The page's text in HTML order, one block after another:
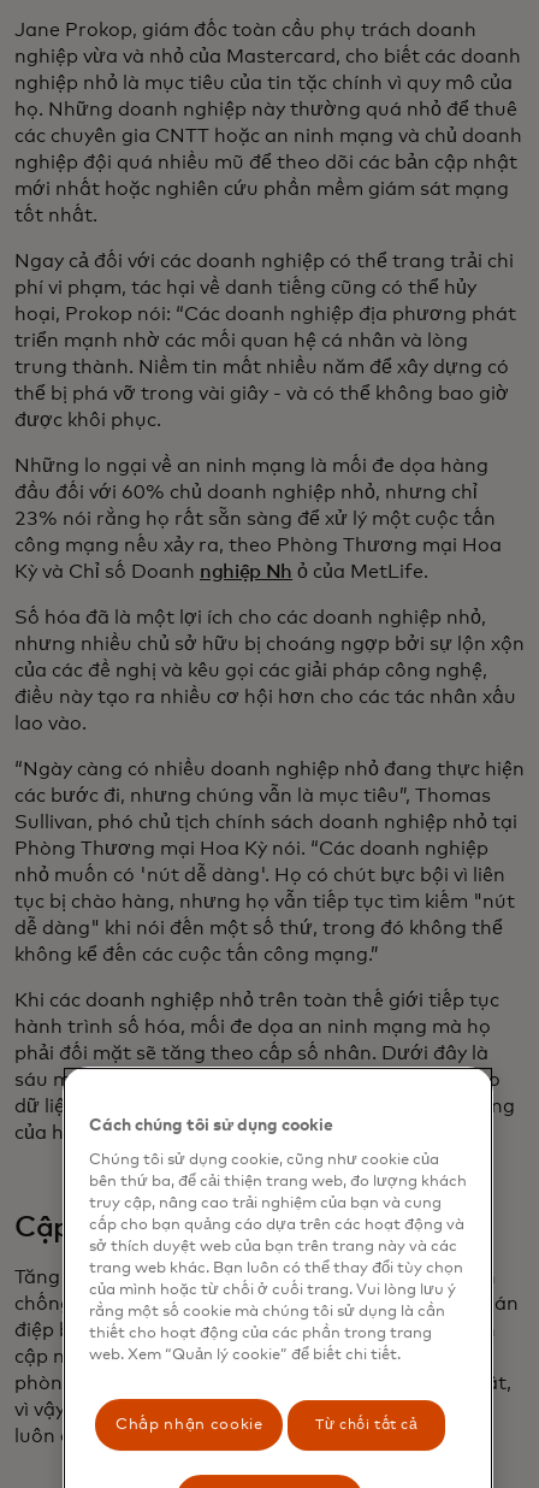
Jane Prokop, giám đốc toàn cầu phụ trách doanh
nghiệp vừa và nhỏ của Mastercard, cho biết các doanh
nghiệp nhỏ là mục tiêu của tin tặc chính vì quy mô của
họ. Những doanh nghiệp này thường quá nhỏ để thuê
các chuyên gia CNTT hoặc an ninh mạng và chủ doanh
nghiệp đội quá nhiều mũ để theo dõi các bản cập nhật
mới nhất hoặc nghiên cứu phần mềm giám sát mạng
tốt nhất.
Ngay cả đối với các doanh nghiệp có thể trang trải chi
phí vi phạm, tác hại về danh tiếng cũng có thể hủy
hoại, Prokop nói: “Các doanh nghiệp địa phương phát
triển mạnh nhờ các mối quan hệ cá nhân và lòng
trung thành. Niềm tin mất nhiều năm để xây dựng có
thể bị phá vỡ trong vài giây - và có thể không bao giờ
được khôi phục.
Những lo ngại về an ninh mạng là mối đe dọa hàng
đầu đối với 60% chủ doanh nghiệp nhỏ, nhưng chỉ
23% nói rằng họ rất sẵn sàng để xử lý một cuộc tấn
công mạng nếu xảy ra, theo Phòng Thương mại Hoa
Kỳ và Chỉ số Doanh nghiệp Nh ỏ của MetLife.
Số hóa đã là một lợi ích cho các doanh nghiệp nhỏ,
nhưng nhiều chủ sở hữu bị choáng ngợp bởi sự lộn xộn
của các đề nghị và kêu gọi các giải pháp công nghệ,
điều này tạo ra nhiều cơ hội hơn cho các tác nhân xấu
lao vào.
“Ngày càng có nhiều doanh nghiệp nhỏ đang thực hiện
các bước đi, nhưng chúng vẫn là mục tiêu”, Thomas
Sullivan, phó chủ tịch chính sách doanh nghiệp nhỏ tại
Phòng Thương mại Hoa Kỳ nói. “Các doanh nghiệp
nhỏ muốn có 'nút dễ dàng'. Họ có chút bực bội vì liên
tục bị chào hàng, nhưng họ vẫn tiếp tục tìm kiếm "nút
dễ dàng" khi nói đến một số thứ, trong đó không thể
không kể đến các cuộc tấn công mạng.”
Khi các doanh nghiệp nhỏ trên toàn thế giới tiếp tục
hành trình số hóa, mối đe dọa an ninh mạng mà họ
phải đối mặt sẽ tăng theo cấp số nhân. Dưới đây là
sáu mẹo giúp các doanh nghiệp nhỏ giữ an toàn cho
dữ liệu của họ - và quan trọng nhất là của khách hàng
của họ.
Cập nhật thiết bị của bạn
Tăng cường khả năng miễn dịch kỹ thuật số của bạn
chống lại các mối đe dọa như vi-rút và phần mềm gián
điệp bằng cách cập nhật hệ thống của bạn. Các bản
cập nhật phần mềm có thể bao gồm các biện pháp
phòng vệ chống lại các mối đe dọa bảo mật mới nhất,
vì vậy hãy đặt thiết bị của bạn cập nhật tự động để
luôn được bảo vệ.
Cách chúng tôi sử dụng cookie
Chúng tôi sử dụng cookie, cũng như cookie của
bên thứ ba, để cải thiện trang web, đo lượng khách
truy cập, nâng cao trải nghiệm của bạn và cung
cấp cho bạn quảng cáo dựa trên các hoạt động và
sở thích duyệt web của bạn trên trang này và các
trang web khác. Bạn luôn có thể thay đổi tùy chọn
của mình hoặc từ chối ở cuối trang. Vui lòng lưu ý
rằng một số cookie mà chúng tôi sử dụng là cần
thiết cho hoạt động của các phần trong trang
web. Xem “Quản lý cookie” để biết chi tiết.
Chấp nhận cookie Từ chối tất cả